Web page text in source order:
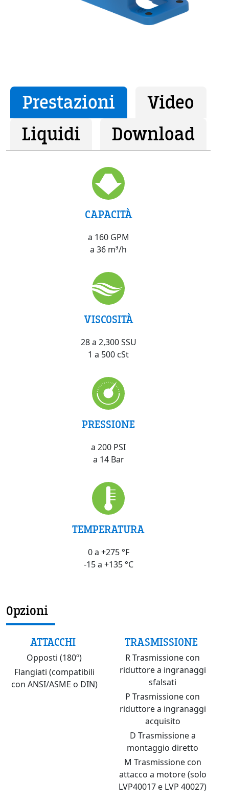
Prestazioni
Video
Liquidi
Download
CAPACITÀ
a 160 GPM
a 36 m³/h
VISCOSITÀ
28 a 2,300 SSU
1 a 500 cSt
PRESSIONE
a 200 PSI
a 14 Bar
TEMPERATURA
0 a +275 °F
-15 a +135 °C
Opzioni
ATTACCHI
Opposti (180º)
Flangiati (compatibili
con ANSI/ASME o DIN)
TRASMISSIONE
R Trasmissione con
riduttore a ingranaggi
sfalsati
P Trasmissione con
riduttore a ingranaggi
acquisito
D Trasmissione a
montaggio diretto
M Trasmissione con
attacco a motore (solo
LVP40017 e LVP 40027)